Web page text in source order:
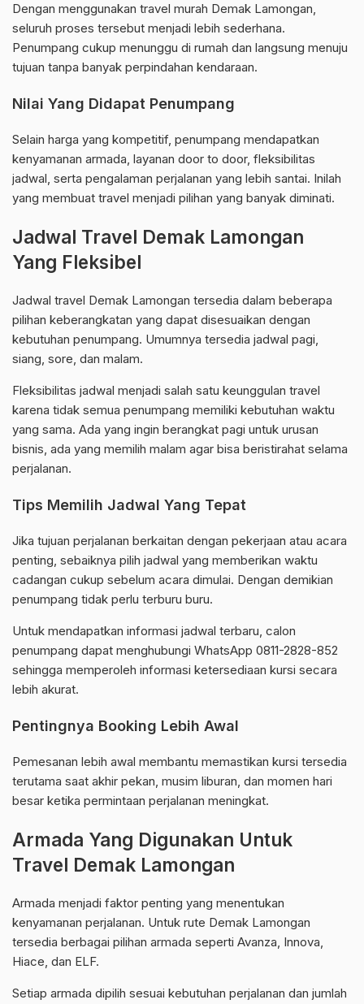
Dengan menggunakan travel murah Demak Lamongan,
seluruh proses tersebut menjadi lebih sederhana.
Penumpang cukup menunggu di rumah dan langsung menuju
tujuan tanpa banyak perpindahan kendaraan.
Nilai Yang Didapat Penumpang
Selain harga yang kompetitif, penumpang mendapatkan
kenyamanan armada, layanan door to door, fleksibilitas
jadwal, serta pengalaman perjalanan yang lebih santai. Inilah
yang membuat travel menjadi pilihan yang banyak diminati.
Jadwal Travel Demak Lamongan
Yang Fleksibel
Jadwal travel Demak Lamongan tersedia dalam beberapa
pilihan keberangkatan yang dapat disesuaikan dengan
kebutuhan penumpang. Umumnya tersedia jadwal pagi,
siang, sore, dan malam.
Fleksibilitas jadwal menjadi salah satu keunggulan travel
karena tidak semua penumpang memiliki kebutuhan waktu
yang sama. Ada yang ingin berangkat pagi untuk urusan
bisnis, ada yang memilih malam agar bisa beristirahat selama
perjalanan.
Tips Memilih Jadwal Yang Tepat
Jika tujuan perjalanan berkaitan dengan pekerjaan atau acara
penting, sebaiknya pilih jadwal yang memberikan waktu
cadangan cukup sebelum acara dimulai. Dengan demikian
penumpang tidak perlu terburu buru.
Untuk mendapatkan informasi jadwal terbaru, calon
penumpang dapat menghubungi WhatsApp 0811-2828-852
sehingga memperoleh informasi ketersediaan kursi secara
lebih akurat.
Pentingnya Booking Lebih Awal
Pemesanan lebih awal membantu memastikan kursi tersedia
terutama saat akhir pekan, musim liburan, dan momen hari
besar ketika permintaan perjalanan meningkat.
Armada Yang Digunakan Untuk
Travel Demak Lamongan
Armada menjadi faktor penting yang menentukan
kenyamanan perjalanan. Untuk rute Demak Lamongan
tersedia berbagai pilihan armada seperti Avanza, Innova,
Hiace, dan ELF.
Setiap armada dipilih sesuai kebutuhan perjalanan dan jumlah